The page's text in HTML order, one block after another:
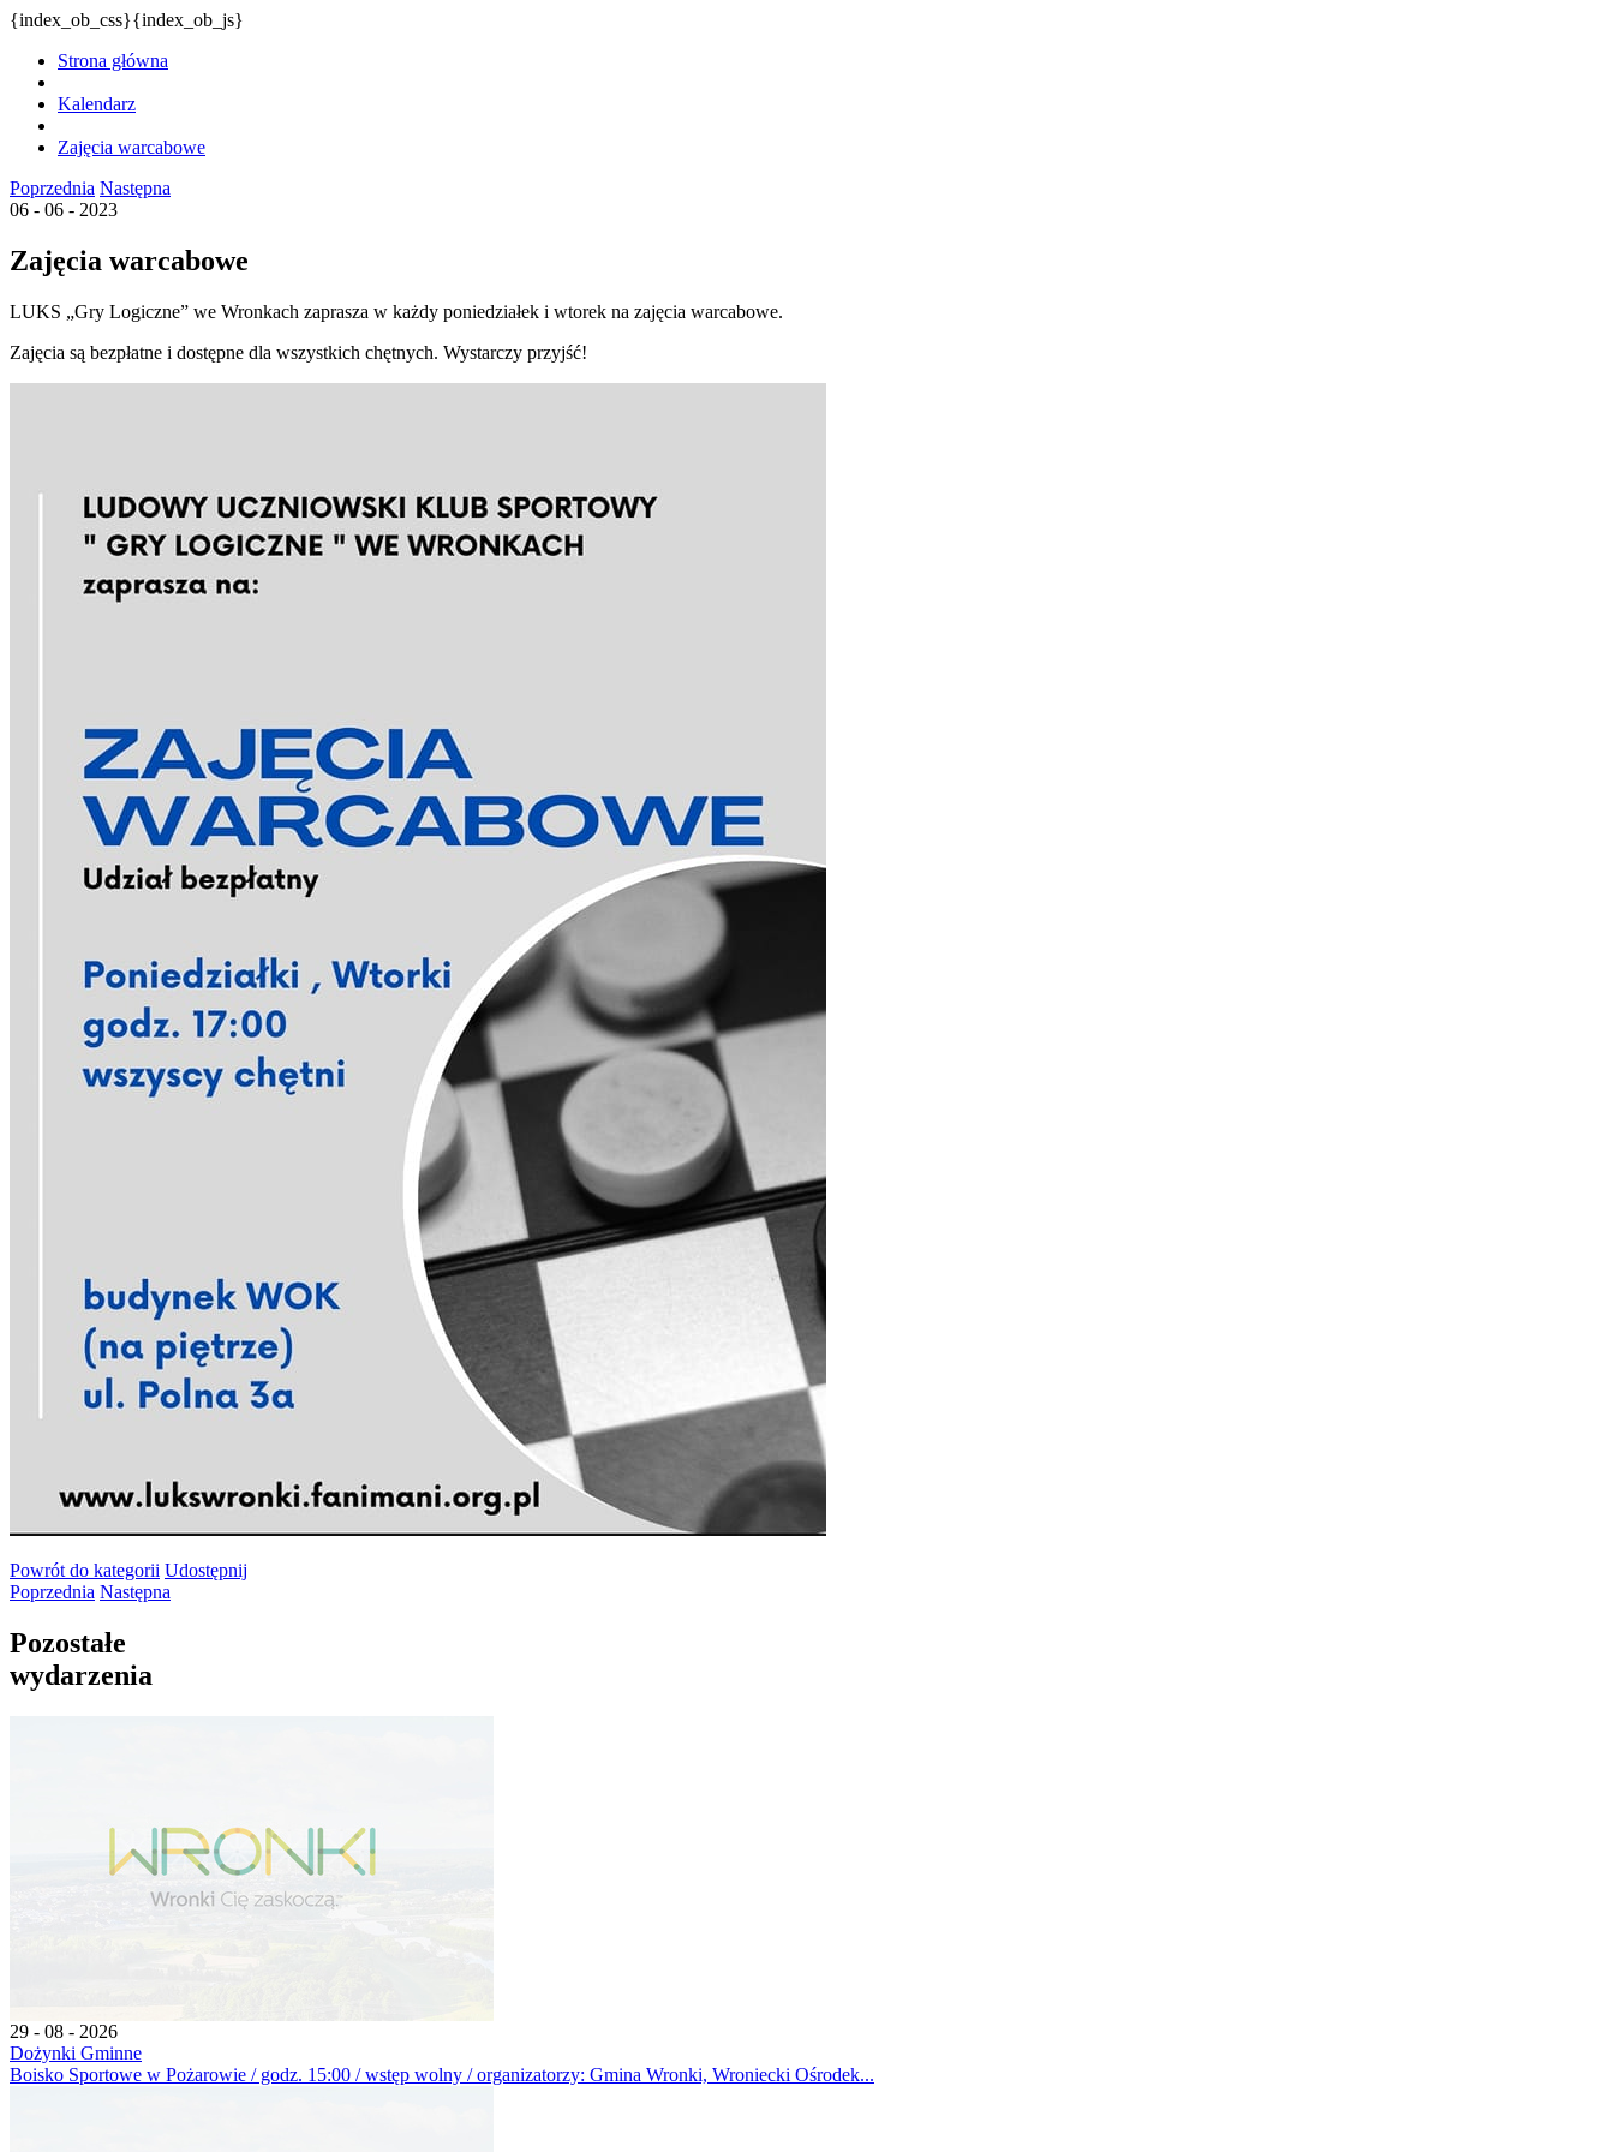
{index_ob_css}{index_ob_js}
Strona główna
Kalendarz
Zajęcia warcabowe
Poprzednia Następna
06 - 06 - 2023
Zajęcia warcabowe
LUKS „Gry Logiczne” we Wronkach zaprasza w każdy poniedziałek i wtorek na zajęcia warcabowe.
Zajęcia są bezpłatne i dostępne dla wszystkich chętnych. Wystarczy przyjść!
Powrót do kategorii Udostępnij
Poprzednia Następna
Pozostałe
wydarzenia
29 - 08 - 2026
Dożynki Gminne
Boisko Sportowe w Pożarowie / godz. 15:00 / wstęp wolny / organizatorzy: Gmina Wronki, Wroniecki Ośrodek...